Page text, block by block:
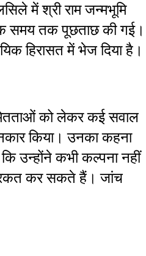
में श्री राम जन्मभूमि
समय तक पूछताछ की गई।
हिरासत में भेज दिया है।
को लेकर कई सवाल
किया। उनका कहना
उन्होंने कभी कल्पना नहीं
हरकत कर सकते हैं। जांच